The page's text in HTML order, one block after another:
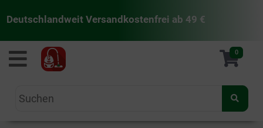
Deutschlandweit Versandkostenfrei ab 49 €
staubsaugermanufaktur 0